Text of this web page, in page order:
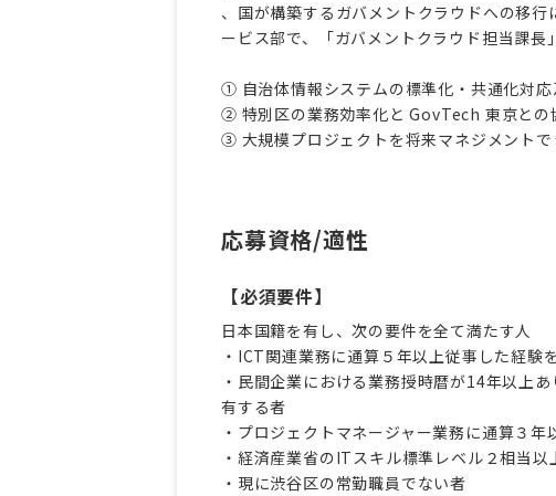
、国が構築するガバメントクラウドへの移
ービス部で、「ガバメントクラウド担当課長
① 自治体情報システムの標準化・共通化対
② 特別区の業務効率化と GovTech 東京との
③ 大規模プロジェクトを将来マネジメント
応募資格/適性
【必須要件】
日本国籍を有し、次の要件を全て満たす人
・ICT関連業務に通算５年以上従事した経験
・民間企業における業務授時暦が14年以上
有する者
・プロジェクトマネージャー業務に通算３
・経済産業省のITスキル標準レベル２相当
・現に渋谷区の常勤職員でない者